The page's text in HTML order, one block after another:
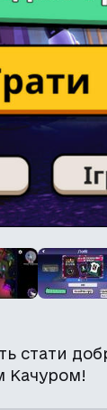
стати
Качуром!